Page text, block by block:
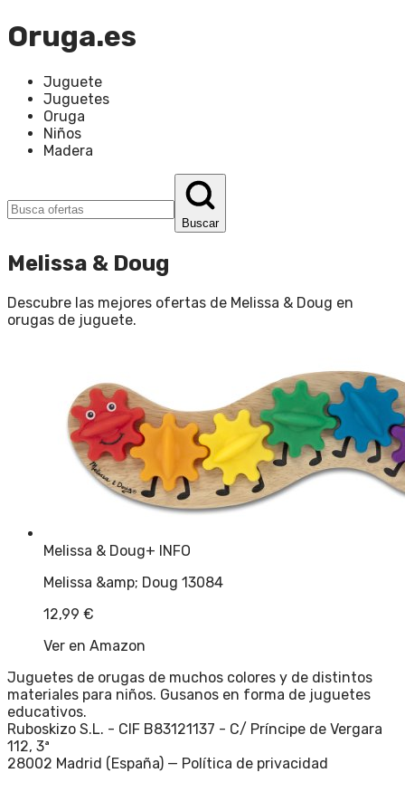
Oruga.es
Juguete
Juguetes
Oruga
Niños
Madera
Buscar
Melissa & Doug
Descubre las mejores ofertas de Melissa & Doug en
orugas de juguete.
Melissa & Doug+ INFO
Melissa &amp; Doug 13084
12,99 €
Ver en Amazon
Juguetes de orugas de muchos colores y de distintos
materiales para niños. Gusanos en forma de juguetes
educativos.
Ruboskizo S.L. - CIF B83121137 - C/ Príncipe de Vergara
112, 3ª
28002 Madrid (España) — Política de privacidad